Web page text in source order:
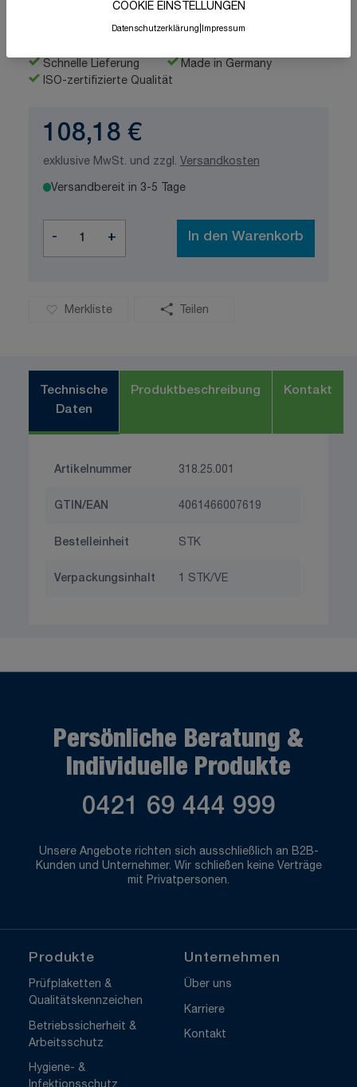
COOKIE EINSTELLUNGEN
Datenschutzerklärung Impressum
Schnelle Lieferung
Made in Germany
ISO-zertifizierte Qualität
108,18 €
exklusive MwSt. und zzgl. Versandkosten
Versandbereit in 3-5 Tage
- + In den Warenkorb
Merkliste Teilen
Technische
Daten
Produktbeschreibung Kontakt
Artikelnummer 318.25.001
GTIN/EAN 4061466007619
Bestelleinheit STK
Verpackungsinhalt 1 STK/VE
Persönliche Beratung &
Individuelle Produkte
0421 69 444 999
Unsere Angebote richten sich ausschließlich an B2B-
Kunden und Unternehmer. Wir schließen keine Verträge
mit Privatpersonen.
Produkte
Prüfplaketten &
Qualitätskennzeichen
Betriebssicherheit &
Arbeitsschutz
Hygiene- &
Unternehmen
Über uns
Karriere
Kontakt